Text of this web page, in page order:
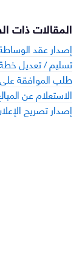
المقالات ذات
إصدار عقد
تسليم / تعديل
طلب الموافقة
الاستعلام عن
إصدار تصريح